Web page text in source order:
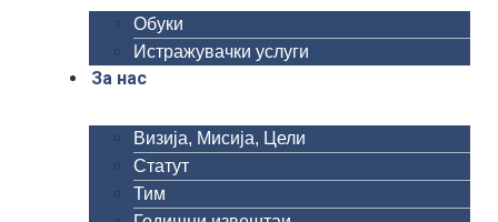
Обуки
Истражувачки услуги
За нас
Визија, Мисија, Цели
Статут
Тим